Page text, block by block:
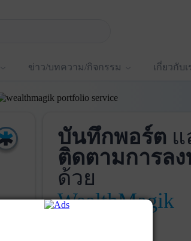
ข่าว/บทความ/กิจกรรม เกี่ยวกับเ
บันทึกพอร์ต แ
ติดตามการล
ด้วย
WealthMagik